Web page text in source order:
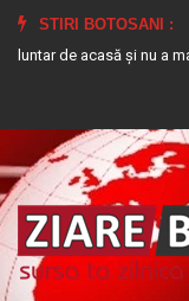
STIRI BOTOSANI :
și nu a mai revenit